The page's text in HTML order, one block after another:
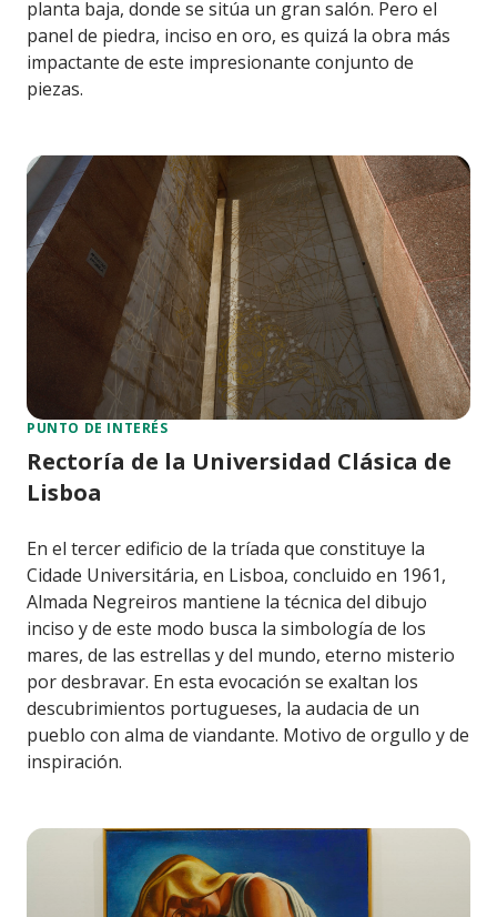
planta baja, donde se sitúa un gran salón. Pero el
panel de piedra, inciso en oro, es quizá la obra más
impactante de este impresionante conjunto de
piezas.
PUNTO DE INTERÉS
Rectoría de la Universidad Clásica de
Lisboa
En el tercer edificio de la tríada que constituye la
Cidade Universitária, en Lisboa, concluido en 1961,
Almada Negreiros mantiene la técnica del dibujo
inciso y de este modo busca la simbología de los
mares, de las estrellas y del mundo, eterno misterio
por desbravar. En esta evocación se exaltan los
descubrimientos portugueses, la audacia de un
pueblo con alma de viandante. Motivo de orgullo y de
inspiración.